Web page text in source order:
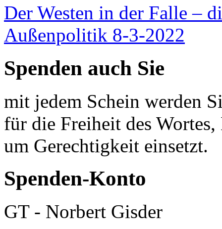
Der Westen in der Falle –
Außenpolitik 8-3-2022
Spenden auch Sie
mit jedem Schein werden
für die Freiheit des
um Gerechtigkeit einsetzt.
Spenden-Konto
GT - Norbert Gisder